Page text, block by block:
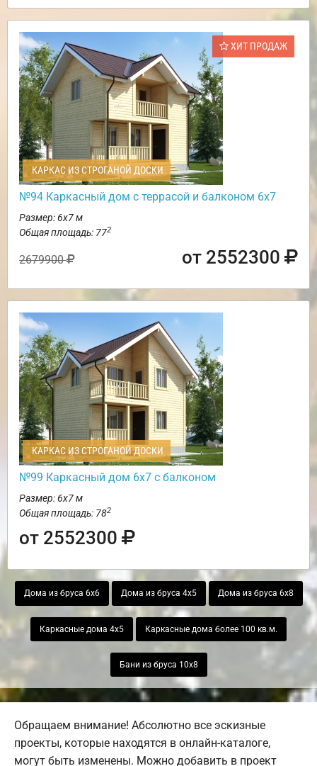
ХИТ ПРОДАЖ
КАРКАС ИЗ СТРОГАНОЙ ДОСКИ
№94 Каркасный дом с террасой и балконом 6х7
Размер: 6х7 м
Общая площадь: 772
2679900 от 2552300
КАРКАС ИЗ СТРОГАНОЙ ДОСКИ
№99 Каркасный дом 6х7 с балконом
Размер: 6х7 м
Общая площадь: 782
от 2552300
Дома из бруса 6х6 Дома из бруса 4х5 Дома из бруса 6х8
Каркасные дома 4х5 Каркасные дома более 100 кв.м.
Бани из бруса 10х8
Обращаем внимание! Абсолютно все эскизные
проекты, которые находятся в онлайн-каталоге,
могут быть изменены. Можно добавить в проект